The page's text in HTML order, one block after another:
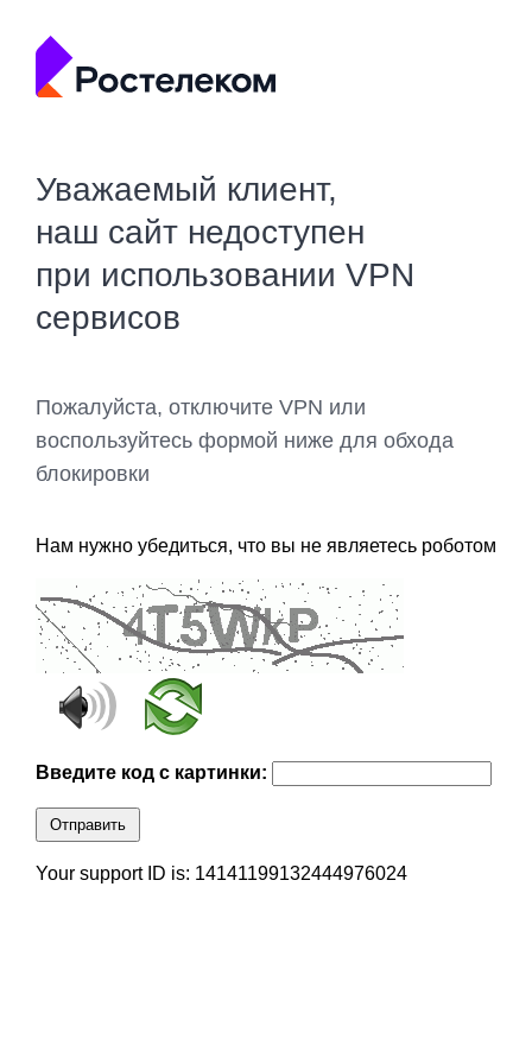
Уважаемый клиент,
наш сайт недоступен
при использовании VPN
сервисов
Пожалуйста, отключите VPN или
воспользуйтесь формой ниже для обхода
блокировки
Нам нужно убедиться, что вы не являетесь роботом
Введите код с картинки:
Отправить
Your support ID is: 14141199132444976024